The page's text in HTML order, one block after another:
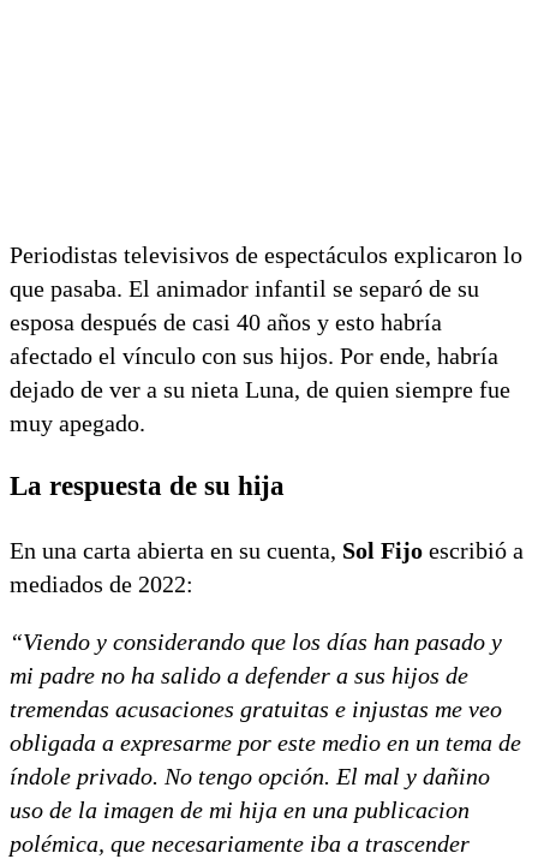
Periodistas televisivos de espectáculos explicaron lo
que pasaba. El animador infantil se separó de su
esposa después de casi 40 años y esto habría
afectado el vínculo con sus hijos. Por ende, habría
dejado de ver a su nieta Luna, de quien siempre fue
muy apegado.
La respuesta de su hija
En una carta abierta en su cuenta, Sol Fijo escribió a
mediados de 2022:
“Viendo y considerando que los días han pasado y
mi padre no ha salido a defender a sus hijos de
tremendas acusaciones gratuitas e injustas me veo
obligada a expresarme por este medio en un tema de
índole privado. No tengo opción. El mal y dañino
uso de la imagen de mi hija en una publicacion
polémica, que necesariamente iba a trascender